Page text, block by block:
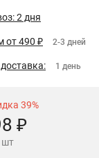
2 дня
от 490 ₽ 2-3 дней
1 день
39%
₽
шт